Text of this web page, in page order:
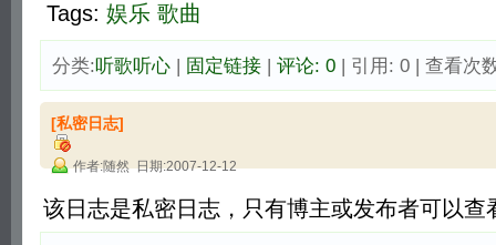
Tags: 娱乐 歌曲
分类:听歌听心| 固定链接| 评论: 0| 引用: 0 | 查看次
[私密日志]
作者:随然 日期:2007-12-12
该日志是私密日志，只有博主或发布者可以查